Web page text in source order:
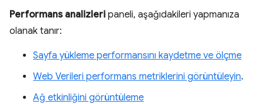
Performans analizleri paneli, aşağıdakileri yapmanıza
olanak tanır:
Sayfa yükleme performansını kaydetme ve ölçme
Web Verileri performans metriklerini görüntüleyin.
Ağ etkinliğini görüntüleme